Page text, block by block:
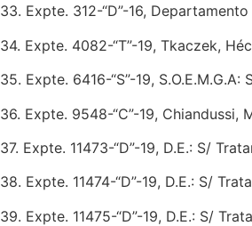
33. Expte. 312-“D”-16,
34. Expte. 4082-“T”-19, Tkaczek,
35. Expte. 6416-“S”-19,
36. Expte. 9548-“C”-19,
37. Expte. 11473-“D”-19, D.E.: S/
38. Expte. 11474-“D”-19, D.E.: S/
39. Expte. 11475-“D”-19, D.E.: S/